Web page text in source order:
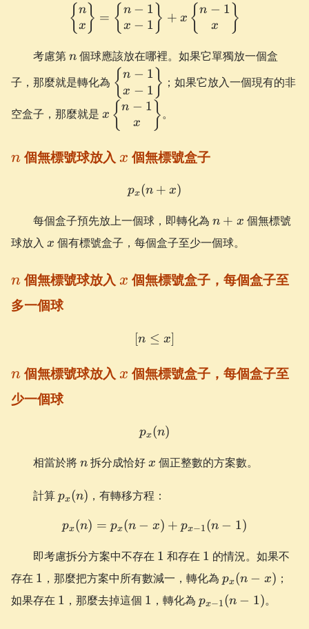
\begin{Bmatrix} n \\ x
{ n
x} = { n − 1
x − 1 } + x {n − 1
x }
考慮第n
n 個球應該放在哪裡。如果它單獨放一個盒
子，那麼就是轉化為
\begin{Bmatrix}
n-1 \\ x-
1\end{Bmatrix}
{ n − 1
x − 1 } ；如果它放入一個現有的非
空盒子，那麼就是
x\begin{Bmatrix}
n-1 \\ x
x {n − 1
x }。
n
n 個無標號球放入 x
x 個無標號盒子
p_{x}(n+x)
px(n + x)
每個盒子預先放上一個球，即轉化為 n+x
n + x 個無標號
球放入 x
x 個有標號盒子，每個盒子至少一個球。
n
n 個無標號球放入 x
x 個無標號盒子，每個盒子至
多一個球
[n \le x]
[n ≤ x]
n
n 個無標號球放入 x
x 個無標號盒子，每個盒子至
少一個球
p_{x}(n)
px(n)
相當於將n
n 拆分成恰好 x
x 個正整數的方案數。
計算p_{x}
(n)
px(n) ，有轉移方程：
p_{x}(n) = p_{x}(n-x) +
px(n) = px(n − x) + px−1(n − 1)
即考慮拆分方案中不存在 1
1 和存在 1
1 的情況。如果不
存在 1
1 ，那麼把方案中所有數減一，轉化為 p_{x}
(n-x)
px(n − x) ；
如果存在 1
1 ，那麼去掉這個 1
1 ，轉化為 p_{x-
px−1(n − 1)。